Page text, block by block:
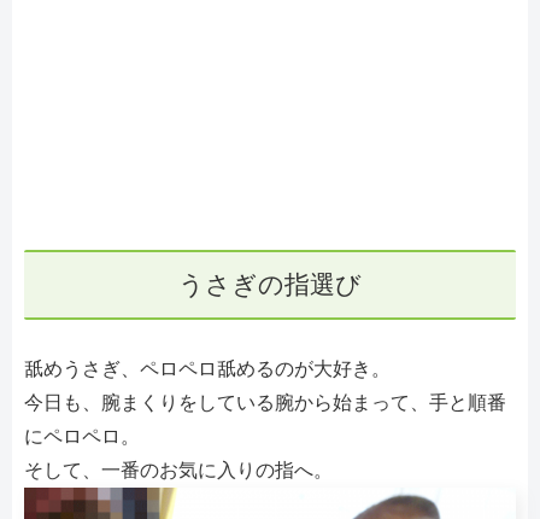
うさぎの指選び
舐めうさぎ、ペロペロ舐めるのが大好き。
今日も、腕まくりをしている腕から始まって、手と順番
にペロペロ。
そして、一番のお気に入りの指へ。